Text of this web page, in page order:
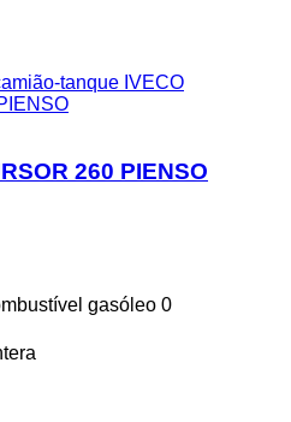
tanque IVECO
260 PIENSO
gasóleo 0